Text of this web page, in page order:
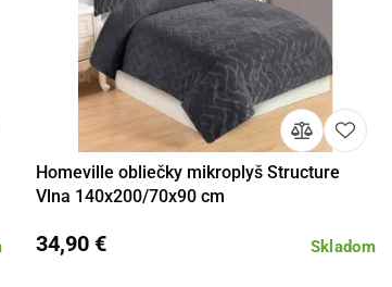
Detail Do košíka
Homeville obliečky mikroplyš Structure
Vlna 140x200/70x90 cm
Skladom
34,90 €